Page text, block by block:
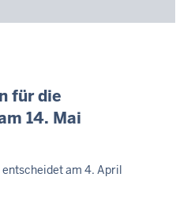
für die
14. Mai
am 4. April